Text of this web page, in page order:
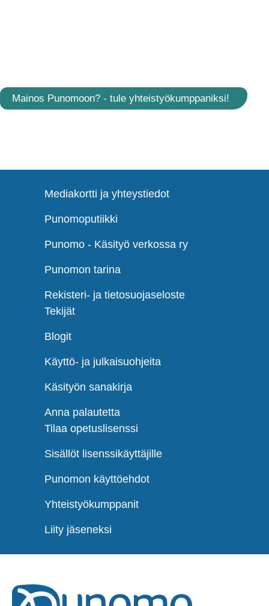
Mainos Punomoon? - tule yhteistyökumppaniksi!
Mediakortti ja yhteystiedot
Punomoputiikki
Punomo - Käsityö verkossa ry
Punomon tarina
Rekisteri- ja tietosuojaseloste
Tekijät
Blogit
Käyttö- ja julkaisuohjeita
Käsityön sanakirja
Anna palautetta
Tilaa opetuslisenssi
Sisällöt lisenssikäyttäjille
Punomon käyttöehdot
Yhteistyökumppanit
Liity jäseneksi